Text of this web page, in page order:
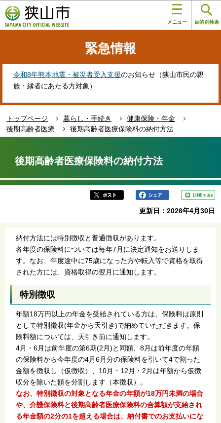
の
ペ
す
メニュー 目的別検索
緊急情報
令和8年熊本地震・被災者受入支援のお知らせ（狭山市民の親
族・縁者にあたる方対象）
トップページ 暮らし・手続き
健康保険・年金
後期高齢者医療
後期高齢者医療保険料の納付方法
か
後期高齢者医療保険料の納付方法
更新日：2026年4月30日
納付方法には特別徴収と普通徴収があります。
各年度の保険料については毎年7月に決定通知をお送りしま
す。なお、年度途中に75歳になった方や転入等で資格を取得
された方には、資格取得の翌月に通知します。
特別徴収
年額18万円以上の年金を受給されている方は、保険料は原則
として特別徴収(年金から天引き)で納めていただきます。保
険料額については、天引き前に通知します。
4月・6月は前年度の第6期(2月)と同額、8月は前年度の年額
の保険料から今年度の4月6月分の保険料を引いて4で割った
金額を徴収し（仮徴収）、10月・12月・2月は年額から仮徴
収分を除いた額を分割します（本徴収）。
なお、特別徴収の対象となる年金の年額が18万円未満の場合
や、介護保険料と後期高齢者医療保険料の合算額が支給され
る年金額の2分の1を超える場合は、納付書でのお支払いにな